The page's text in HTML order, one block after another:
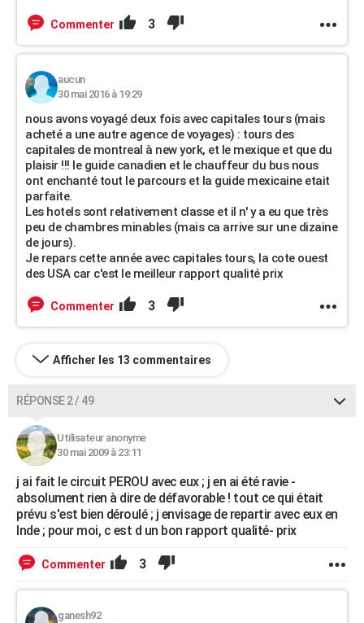
Commenter 3
aucun
30 mai 2016 à 19:29
nous avons voyagé deux fois avec capitales tours (mais
acheté a une autre agence de voyages) : tours des
capitales de montreal à new york, et le mexique et que du
plaisir !!! le guide canadien et le chauffeur du bus nous
ont enchanté tout le parcours et la guide mexicaine etait
parfaite.
Les hotels sont relativement classe et il n' y a eu que très
peu de chambres minables (mais ca arrive sur une dizaine
de jours).
Je repars cette année avec capitales tours, la cote ouest
des USA car c'est le meilleur rapport qualité prix
Commenter 3
Afficher les 13 commentaires
RÉPONSE 2 / 49
Utilisateur anonyme
30 mai 2009 à 23:11
j ai fait le circuit PEROU avec eux ; j en ai été ravie -
absolument rien à dire de défavorable ! tout ce qui était
prévu s'est bien déroulé ; j envisage de repartir avec eux en
Inde ; pour moi, c est d un bon rapport qualité- prix
Commenter 3
ganesh92